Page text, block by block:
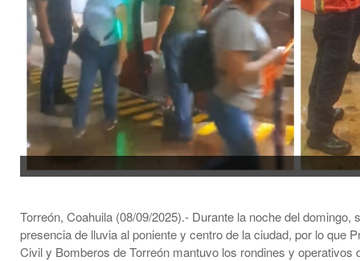
Torreón, Coahuila (08/09/2025).- Durante la noche del domingo,
presencia de lluvia al poniente y centro de la ciudad, por lo que
Civil y Bomberos de Torreón mantuvo los rondines y operativos